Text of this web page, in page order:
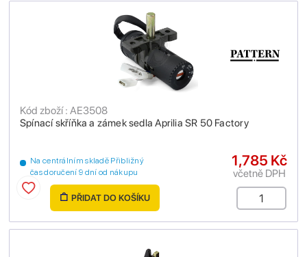
Spínací skříňka a zámek sedla Aprilia SR 50 Factory
Kód zboží : AE3508
Na centrálním skladě Přibližný
čas doručení 9 dní od nákupu
1,785 Kč
včetně DPH
PŘIDAT DO KOŠÍKU